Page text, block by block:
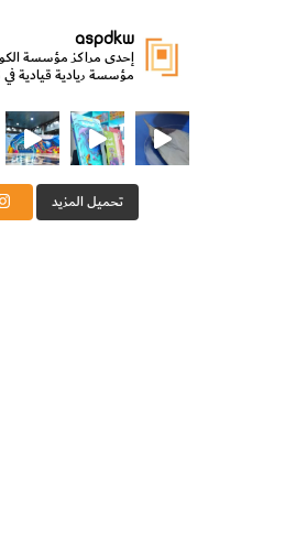
aspdkw
إحدى مراكز مؤسسة
مؤسسة ريادية قيادية في
ووزير الدولة لشؤون الش
من الأعماق نكتشف ومن الكتب
رجعنا! ما كنّا
تحميل المزيد